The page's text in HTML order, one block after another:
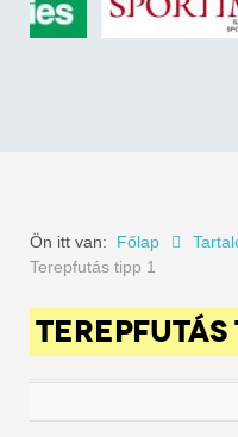
Ön itt van: Főlap
Terepfutás tipp 1
TEREPFUTÁS